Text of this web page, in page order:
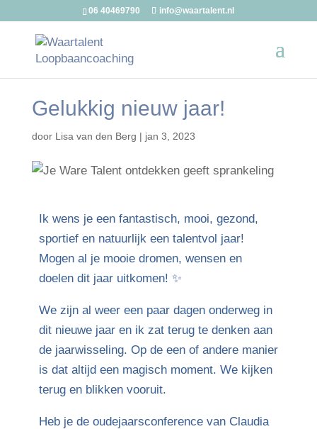
06 40469790 info@waartalent.nl
Gelukkig nieuw jaar!
door Lisa van den Berg | jan 3, 2023
Ik wens je een fantastisch, mooi, gezond,
sportief en natuurlijk een talentvol jaar!
Mogen al je mooie dromen, wensen en
doelen dit jaar uitkomen! ✨
We zijn al weer een paar dagen onderweg in
dit nieuwe jaar en ik zat terug te denken aan
de jaarwisseling. Op de een of andere manier
is dat altijd een magisch moment. We kijken
terug en blikken vooruit.
Heb je de oudejaarsconference van Claudia